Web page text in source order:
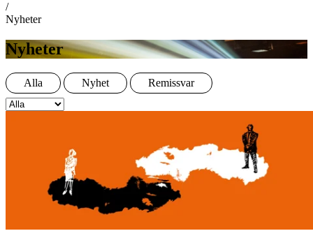
/
Nyheter
Nyheter
Alla Nyhet Remissvar